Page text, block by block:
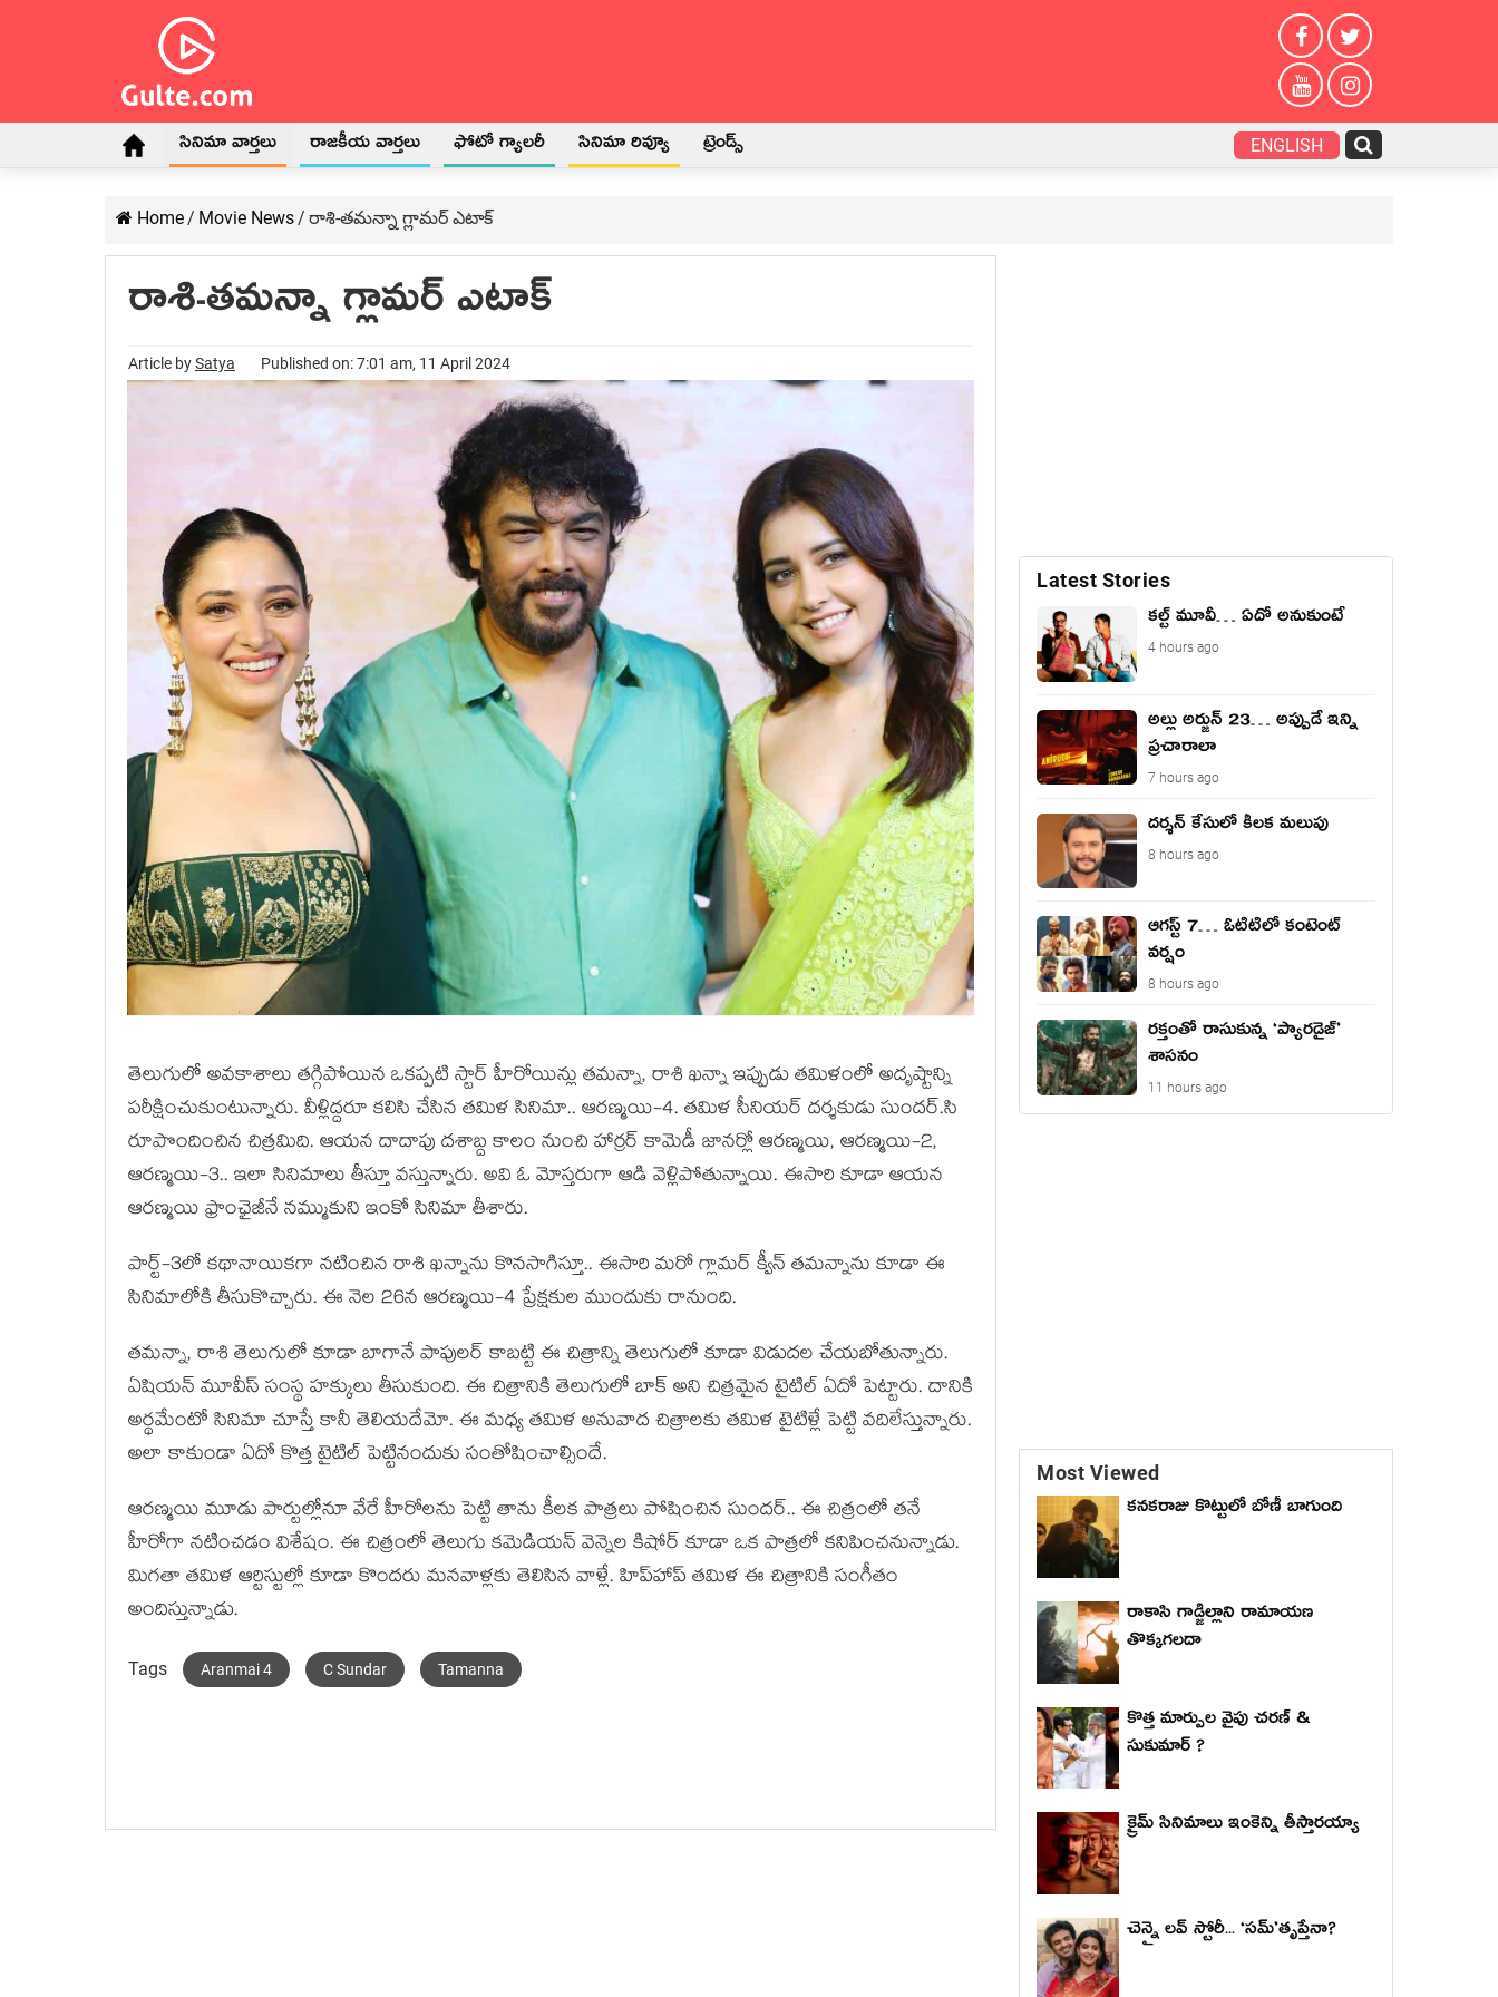
సినిమా వార్తలు రాజకీయ వార్తలు ఫోటో గ్యాలరీ సినిమా రివ్యూ ట్రెండ్స్ ENGLISH
Home/ Movie News/ రాశి-త‌మ‌న్నా గ్లామ‌ర్ ఎటాక్
రాశి-త‌మ‌న్నా గ్లామ‌ర్ ఎటాక్
Article bySatya Published on: 7:01 am, 11 April 2024
తెలుగులో అవ‌కాశాలు త‌గ్గిపోయిన ఒక‌ప్ప‌టి స్టార్ హీరోయిన్లు త‌మ‌న్నా, రాశి ఖ‌న్నా ఇప్పుడు త‌మిళంలో అదృష్టాన్ని
ప‌రీక్షించుకుంటున్నారు. వీళ్లిద్ద‌రూ క‌లిసి చేసిన త‌మిళ సినిమా.. ఆర‌ణ్మ‌యి-4. త‌మిళ సీనియ‌ర్ ద‌ర్శ‌కుడు సుంద‌ర్.సి
రూపొందించిన చిత్ర‌మిది. ఆయ‌న దాదాపు ద‌శాబ్ద కాలం నుంచి హార్రర్ కామెడీ జాన‌ర్లో ఆర‌ణ్మ‌యి, ఆర‌ణ్మ‌యి-2,
ఆర‌ణ్మ‌యి-3.. ఇలా సినిమాలు తీస్తూ వ‌స్తున్నారు. అవి ఓ మోస్త‌రుగా ఆడి వెళ్లిపోతున్నాయి. ఈసారి కూడా ఆయ‌న
ఆర‌ణ్మ‌యి ఫ్రాంఛైజీనే న‌మ్ముకుని ఇంకో సినిమా తీశారు.
పార్ట్-3లో క‌థానాయిక‌గా న‌టించిన రాశి ఖ‌న్నాను కొన‌సాగిస్తూ.. ఈసారి మ‌రో గ్లామ‌ర్ క్వీన్ త‌మ‌న్నాను కూడా ఈ
సినిమాలోకి తీసుకొచ్చారు. ఈ నెల 26న ఆర‌ణ్మ‌యి-4 ప్రేక్ష‌కుల ముందుకు రానుంది.
త‌మ‌న్నా, రాశి తెలుగులో కూడా బాగానే పాపుల‌ర్ కాబ‌ట్టి ఈ చిత్రాన్ని తెలుగులో కూడా విడుద‌ల చేయ‌బోతున్నారు.
ఏషియ‌న్ మూవీస్ సంస్థ హ‌క్కులు తీసుకుంది. ఈ చిత్రానికి తెలుగులో బాక్ అని చిత్ర‌మైన టైటిల్ ఏదో పెట్టారు. దానికి
అర్థ‌మేంటో సినిమా చూస్తే కానీ తెలియ‌దేమో. ఈ మ‌ధ్య త‌మిళ అనువాద చిత్రాల‌కు త‌మిళ టైటిళ్లే పెట్టి వ‌దిలేస్తున్నారు.
అలా కాకుండా ఏదో కొత్త టైటిల్ పెట్టినందుకు సంతోషించాల్సిందే.
ఆర‌ణ్మ‌యి మూడు పార్టుల్లోనూ వేరే హీరోల‌ను పెట్టి తాను కీల‌క పాత్ర‌లు పోషించిన సుంద‌ర్.. ఈ చిత్రంలో త‌నే
హీరోగా న‌టించ‌డం విశేషం. ఈ చిత్రంలో తెలుగు క‌మెడియ‌న్ వెన్నెల కిషోర్ కూడా ఒక పాత్ర‌లో క‌నిపించ‌నున్నాడు.
మిగ‌తా త‌మిళ ఆర్టిస్టుల్లో కూడా కొంద‌రు మ‌న‌వాళ్ల‌కు తెలిసిన వాళ్లే. హిప్‌హాప్ త‌మిళ ఈ చిత్రానికి సంగీతం
అందిస్తున్నాడు.
Tags Aranmai 4 C Sundar Tamanna
Latest Stories
కల్ట్ మూవీ… ఏదో అనుకుంటే
4 hours ago
అల్లు అర్జున్ 23… అప్పుడే ఇన్ని
ప్రచారాలా
7 hours ago
దర్శన్ కేసులో కీలక మలుపు
8 hours ago
ఆగస్ట్ 7… ఓటిటిలో కంటెంట్
వర్షం
8 hours ago
రక్తంతో రాసుకున్న ‘ప్యారడైజ్’
శాసనం
11 hours ago
Most Viewed
కనకరాజు కొట్టులో బోణీ బాగుంది
రాకాసి గాడ్జిల్లాని రామాయణ
తొక్కగలదా
కొత్త మార్పుల వైపు చరణ్ &
సుకుమార్ ?
క్రైమ్ సినిమాలు ఇంకెన్ని తీస్తారయ్యా
చెన్నై లవ్ స్టోరీ... ‘సమ్’తృప్తేనా?